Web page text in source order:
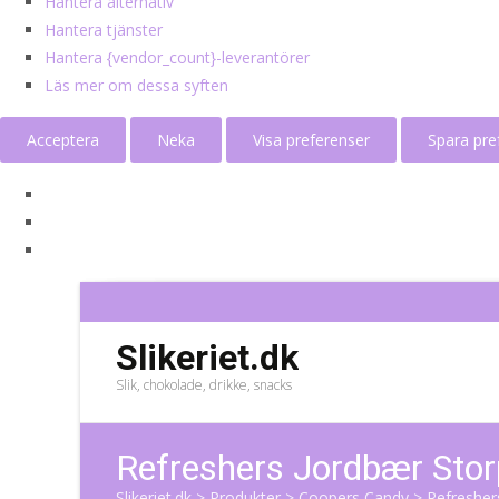
Hantera tjänster
Hantera {vendor_count}-leverantörer
Läs mer om dessa syften
Acceptera Neka Visa preferenser Spara
Slikeriet.dk
Slik, chokolade, drikke, snacks
Refreshers Jordbær